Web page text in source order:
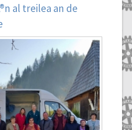
al treilea an de